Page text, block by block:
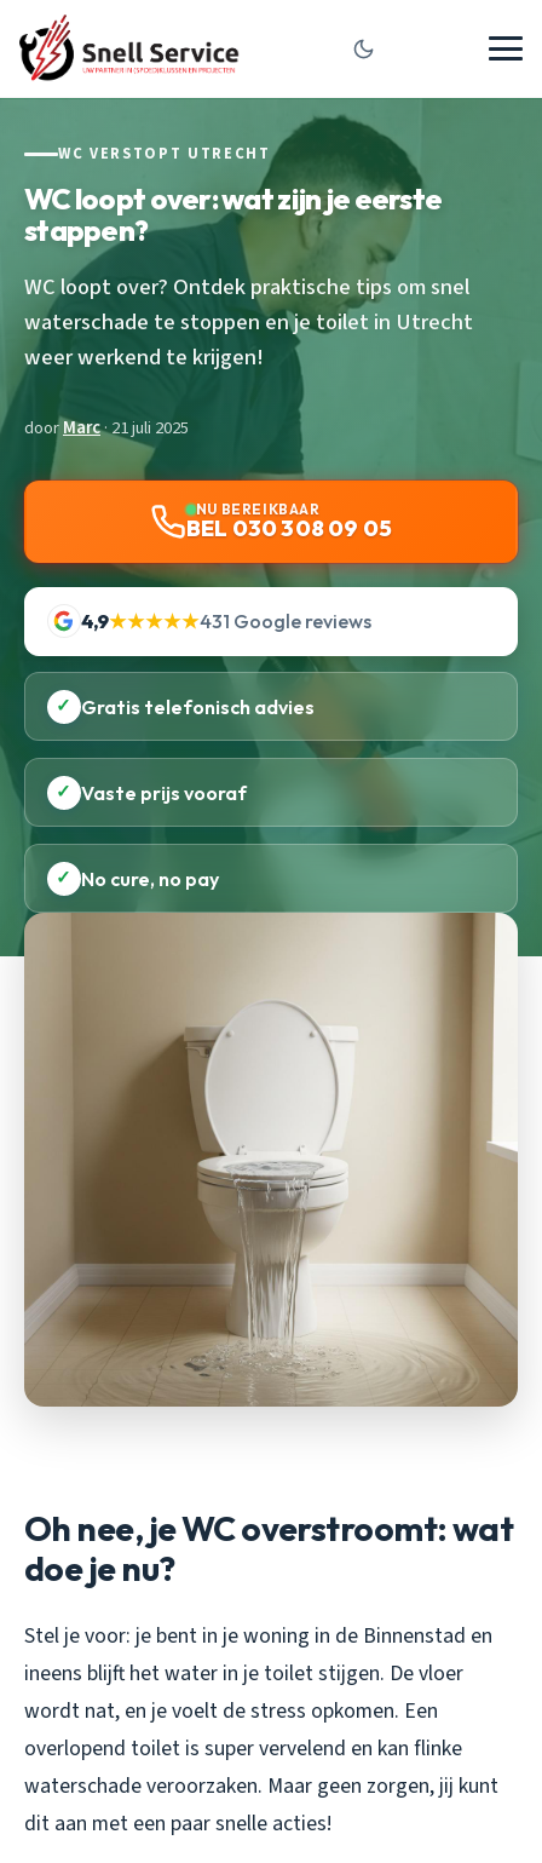
WC VERSTOPT UTRECHT
WC loopt over: wat zijn je eerste
stappen?
WC loopt over? Ontdek praktische tips om snel
waterschade te stoppen en je toilet in Utrecht
weer werkend te krijgen!
doorMarc· 21 juli 2025
NU BEREIKBAAR
BEL 030 308 09 05
4,9★★★★★431 Google reviews
✓ Gratis telefonisch advies
✓ Vaste prijs vooraf
✓ No cure, no pay
Oh nee, je WC overstroomt: wat
doe je nu?
Stel je voor: je bent in je woning in de Binnenstad en
ineens blijft het water in je toilet stijgen. De vloer
wordt nat, en je voelt de stress opkomen. Een
overlopend toilet is super vervelend en kan flinke
waterschade veroorzaken. Maar geen zorgen, jij kunt
dit aan met een paar snelle acties!